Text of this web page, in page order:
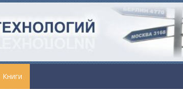
Книги